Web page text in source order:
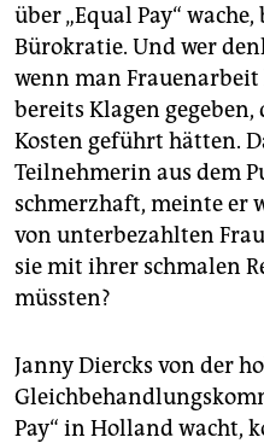
über „Equal Pay“
Bürokratie. Und wer
wenn man Frauenarbeit
bereits Klagen gegeben,
Kosten geführt hätten.
Teilnehmerin aus dem
schmerzhaft, meinte er
von unterbezahlten
sie mit ihrer schmalen
müssten?
Janny Diercks von der
Pay“ in Holland wacht,